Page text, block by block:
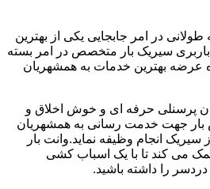
طولانی در امر جابجایی یکی از بهترین
سیریک بار متخصص در امر بسته
عرضه بهترین خدمات به همشهریان
پرسنلی حرفه ای و خوش اخلاق و
جهت خدمت رسانی به همشهریان
انجام وظیفه نماید.وانت بار
می کند تا با یک اسباب کشی
را داشته باشید.